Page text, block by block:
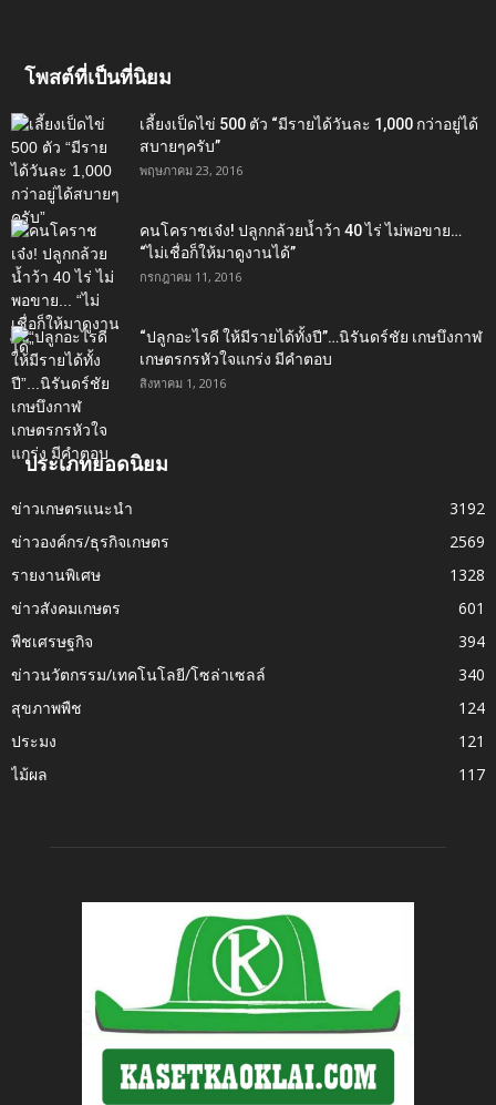
โพสต์ที่เป็นที่นิยม
เลี้ยงเป็ดไข่ 500 ตัว “มีรายได้วันละ 1,000 กว่าอยู่ได้
สบายๆครับ”
พฤษภาคม 23, 2016
คนโคราชเจ๋ง! ปลูกกล้วยน้ำว้า 40 ไร่ ไม่พอขาย…
“ไม่เชื่อก็ให้มาดูงานได้”‬
กรกฎาคม 11, 2016
“ปลูกอะไรดี ให้มีรายได้ทั้งปี”…นิรันดร์ชัย เกษบึงกาฬ
เกษตรกรหัวใจแกร่ง มีคำตอบ
สิงหาคม 1, 2016
ประเภทยอดนิยม
ข่าวเกษตรแนะนำ
3192
ข่าวองค์กร/ธุรกิจเกษตร
2569
รายงานพิเศษ
1328
ข่าวสังคมเกษตร
601
พืชเศรษฐกิจ
394
ข่าวนวัตกรรม/เทคโนโลยี/โซล่าเซลล์
340
สุขภาพพืช
124
ประมง
121
ไม้ผล
117